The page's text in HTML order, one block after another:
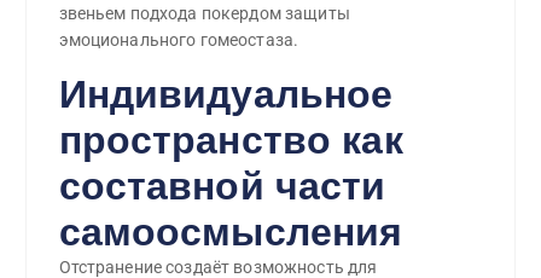
звеньем подхода покердом защиты
эмоционального гомеостаза.
Индивидуальное
пространство как
составной части
самоосмысления
Отстранение создаёт возможность для